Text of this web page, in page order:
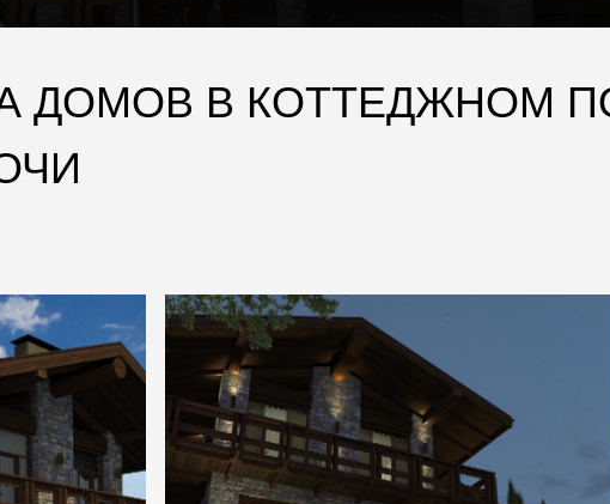
ДОМОВ В КОТТЕДЖНОМ